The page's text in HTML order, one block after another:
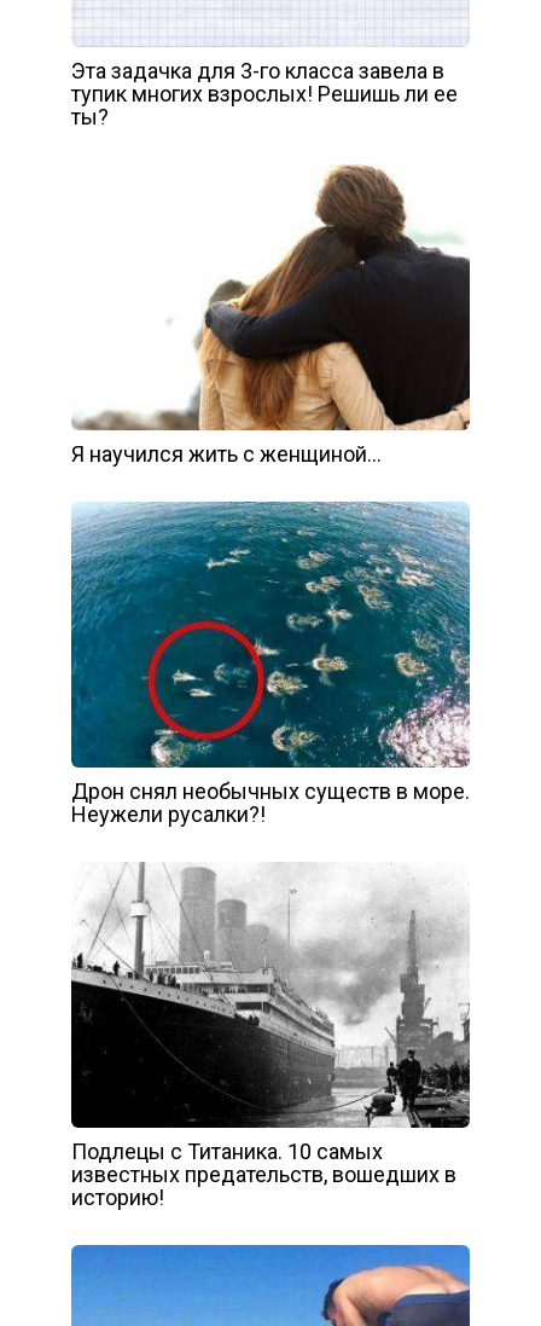
Эта задачка для 3-го класса завела в
тупик многих взрослых! Решишь ли ее
ты?
Я научился жить с женщиной…
Дрон снял необычных существ в море.
Неужели русалки?!
Подлецы с Титаника. 10 самых
известных предательств, вошедших в
историю!